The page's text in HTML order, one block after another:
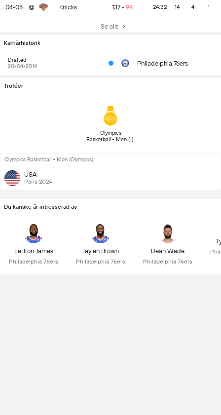
04-05 @ Knicks 137 - 98 24:32 14 4 1
Se allt
Karriärhistorik
Drafted
20-04-2014
Philadelphia 76ers
Troféer
Olympics
Olympics Basketball - Men (Olympics)
USA
Paris 2024
Du kanske är intresserad av
LeBron James
Philadelphia 76ers
Jaylen Brown
Philadelphia 76ers
Dean Wade
Philadelphia 76ers